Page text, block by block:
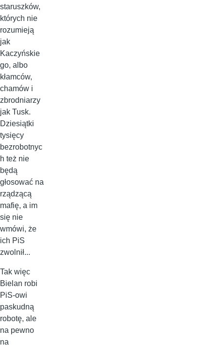
staruszków,
których nie
rozumieją
jak
Kaczyńskie
go, albo
kłamców,
chamów i
zbrodniarzy
jak Tusk.
Dziesiątki
tysięcy
bezrobotnyc
h też nie
będą
głosować na
rządzącą
mafię, a im
się nie
wmówi, że
ich PiS
zwolnił...
Tak więc
Bielan robi
PiS-owi
paskudną
robotę, ale
na pewno
na